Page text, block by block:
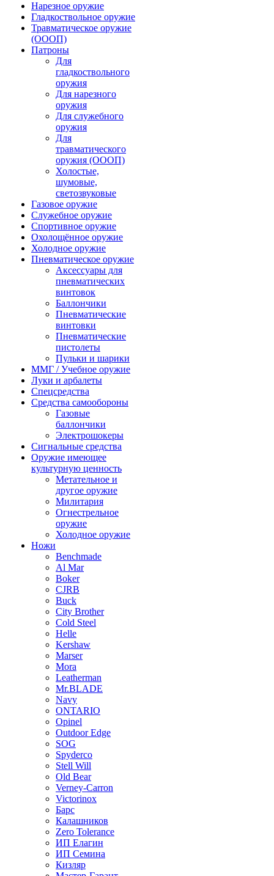
Нарезное оружие
Гладкоствольное оружие
Травматическое оружие
(ОООП)
Патроны
Для
гладкоствольного
оружия
Для нарезного
оружия
Для служебного
оружия
Для
травматического
оружия (ОООП)
Холостые,
шумовые,
светозвуковые
Газовое оружие
Служебное оружие
Спортивное оружие
Охолощённое оружие
Холодное оружие
Пневматическое оружие
Аксессуары для
пневматических
винтовок
Баллончики
Пневматические
винтовки
Пневматические
пистолеты
Пульки и шарики
ММГ / Учебное оружие
Луки и арбалеты
Спецсредства
Средства самообороны
Газовые
баллончики
Электрошокеры
Сигнальные средства
Оружие имеющее
культурную ценность
Метательное и
другое оружие
Милитария
Огнестрельное
оружие
Холодное оружие
Ножи
Benchmade
Al Mar
Boker
CJRB
Buck
City Brother
Cold Steel
Helle
Kershaw
Marser
Mora
Leatherman
Mr.BLADE
Navy
ONTARIO
Opinel
Outdoor Edge
SOG
Spyderco
Stell Will
Old Bear
Verney-Carron
Victorinox
Барс
Калашников
Zero Tolerance
ИП Елагин
ИП Семина
Кизляр